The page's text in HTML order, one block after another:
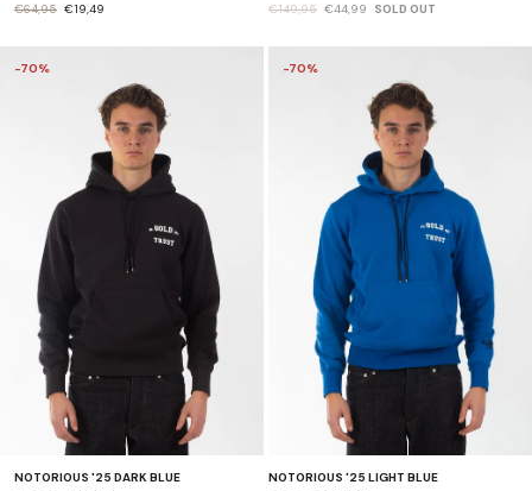
€64,95 €19,49
€149,95 €44,99 SOLD OUT
-70%
NOTORIOUS '25 DARK BLUE
-70%
NOTORIOUS '25 LIGHT BLUE